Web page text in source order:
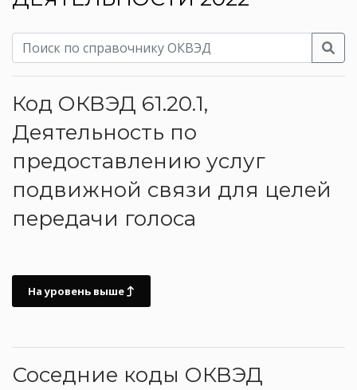
Код ОКВЭД 61.20.1,
Деятельность по
предоставлению услуг
подвижной связи для целей
передачи голоса
На уровень выше
Соседние коды ОКВЭД